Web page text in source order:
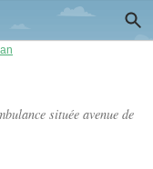
située avenue de